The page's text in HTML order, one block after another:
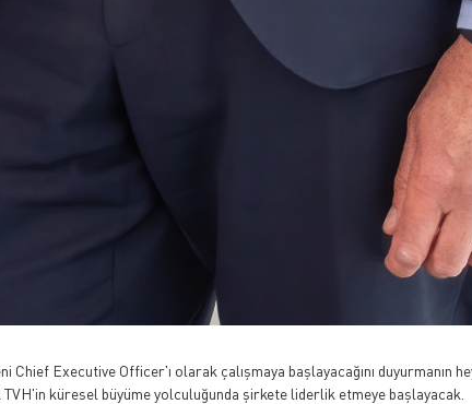
Executive Officer'ı olarak çalışmaya başlayacağını duyurmanın
küresel büyüme yolculuğunda şirkete liderlik etmeye başlayacak.